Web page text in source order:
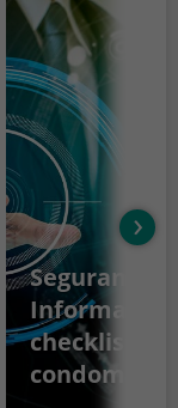
Segurança
Informação:
checklist
›